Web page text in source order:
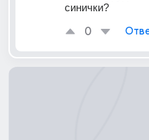
синички?
0